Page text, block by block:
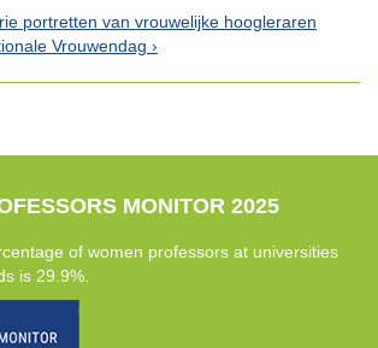
portretten van vrouwelijke hoogleraren
Vrouwendag
MONITOR 2025
of women professors at universities
is 29.9%.